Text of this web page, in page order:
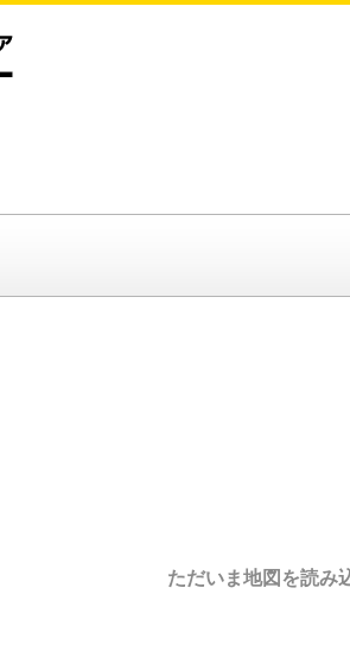
ただいま地図を読み